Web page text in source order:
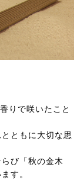
りで咲いたこと
ともに大切な思
び「秋の金木
す。